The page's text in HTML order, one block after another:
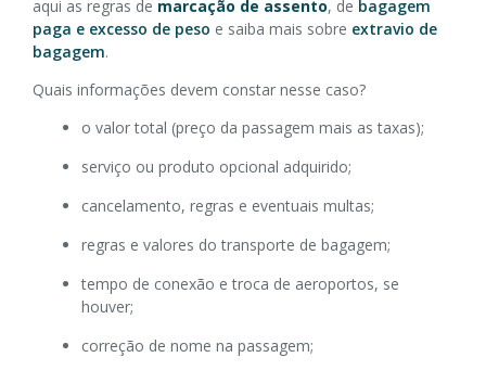
aqui as regras de marcação de assento, de bagagem
paga e excesso de peso e saiba mais sobre extravio de
bagagem.
Quais informações devem constar nesse caso?
o valor total (preço da passagem mais as taxas);
serviço ou produto opcional adquirido;
cancelamento, regras e eventuais multas;
regras e valores do transporte de bagagem;
tempo de conexão e troca de aeroportos, se
houver;
correção de nome na passagem;